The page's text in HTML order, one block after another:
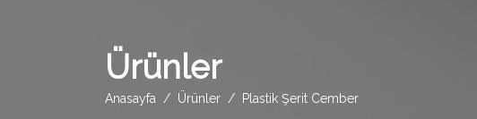
Ürünler
Anasayfa Ürünler Plastik Şerit Cember